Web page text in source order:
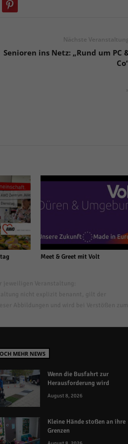
Nächste Veranstaltung
Senioren ins Netz: „Rund um PC
Meet & Greet mit Volt
MEHR NEWS
Wenn die Busfahrt zur
Herausforderung wird
August 8, 2026
Kleine Hände stoßen an ihre
Grenzen
mehr.